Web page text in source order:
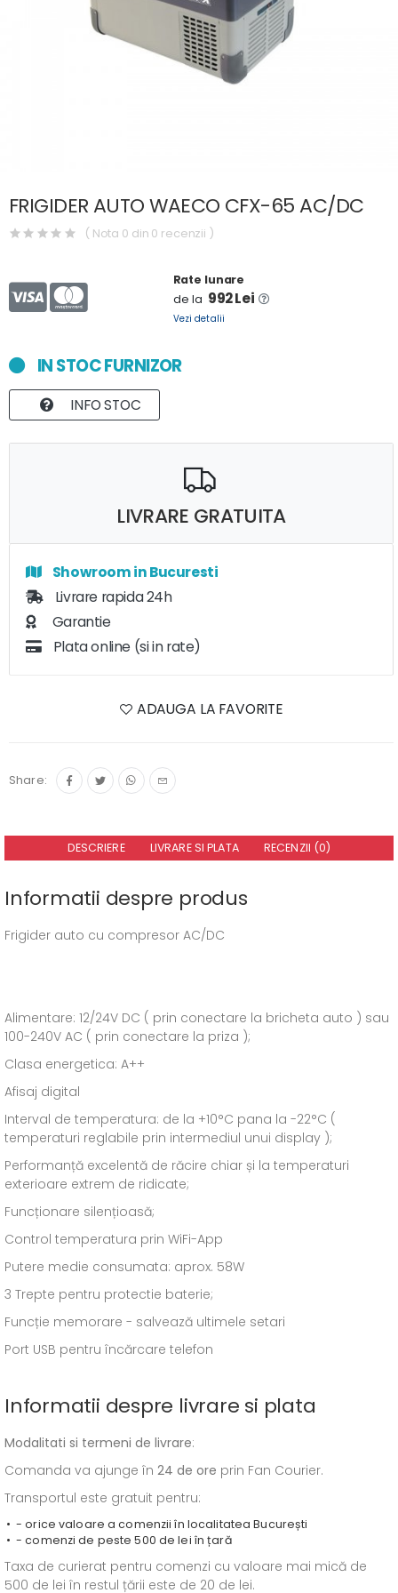
FRIGIDER AUTO WAECO CFX-65 AC/DC
( Nota 0 din 0 recenzii )
Rate lunare
de la 992 Lei
Vezi detalii
IN STOC FURNIZOR
INFO STOC
LIVRARE GRATUITA
Showroom in Bucuresti
Livrare rapida 24h
Garantie
Plata online (si in rate)
ADAUGA LA FAVORITE
Share:
DESCRIERE LIVRARE SI PLATA RECENZII (0)
Informatii despre produs
Frigider auto cu compresor AC/DC
Alimentare: 12/24V DC ( prin conectare la bricheta auto ) sau
100-240V AC ( prin conectare la priza );
Clasa energetica: A++
Afisaj digital
Interval de temperatura: de la +10°C pana la -22°C (
temperaturi reglabile prin intermediul unui display );
Performanță excelentă de răcire chiar și la temperaturi
exterioare extrem de ridicate;
Funcționare silențioasă;
Control temperatura prin WiFi-App
Putere medie consumata: aprox. 58W
3 Trepte pentru protectie baterie;
Funcție memorare - salvează ultimele setari
Port USB pentru încărcare telefon
Informatii despre livrare si plata
Modalitati si termeni de livrare:
Comanda va ajunge în 24 de ore prin Fan Courier.
Transportul este gratuit pentru:
- orice valoare a comenzii în localitatea București
- comenzi de peste 500 de lei în țară
Taxa de curierat pentru comenzi cu valoare mai mică de
500 de lei în restul țării este de 20 de lei.